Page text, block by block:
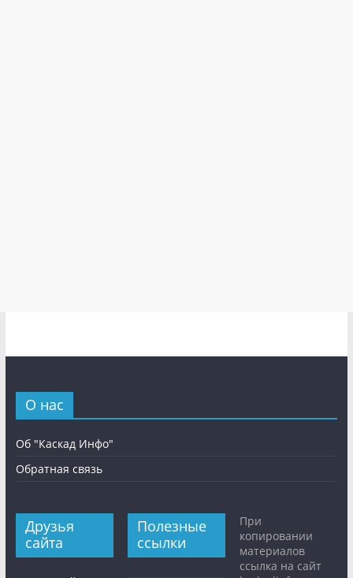
О нас
Об "Каскад Инфо"
Обратная связь
Друзья
сайта
Полезные
ссылки
При
копировании
материалов
ссылка на сайт